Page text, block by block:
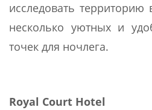
исследовать
несколько уютных и
точек для ночлега.
Royal Court Hotel